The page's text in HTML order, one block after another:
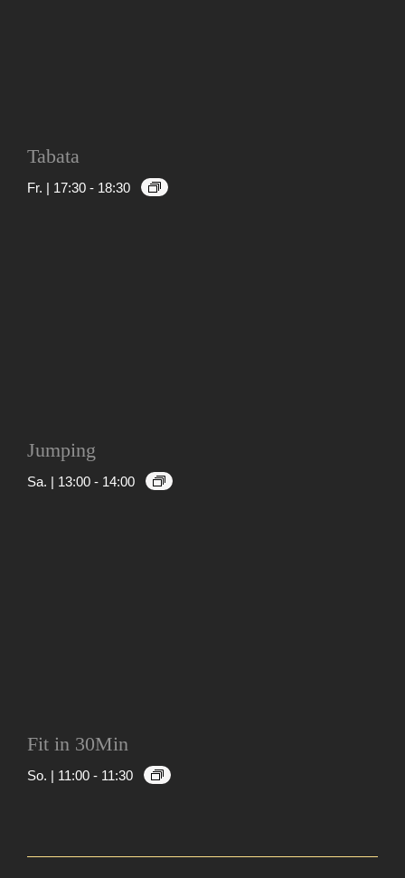
Tabata
Fr. | 17:30 - 18:30
Jumping
Sa. | 13:00 - 14:00
Fit in 30Min
So. | 11:00 - 11:30